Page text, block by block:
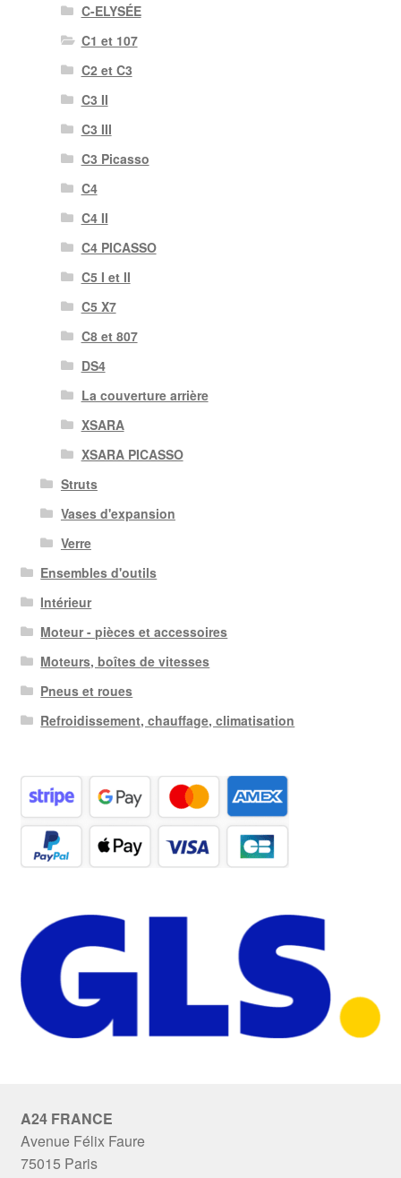
C-ELYSÉE
C1 et 107
C2 et C3
C3 II
C3 III
C3 Picasso
C4
C4 II
C4 PICASSO
C5 I et II
C5 X7
C8 et 807
DS4
La couverture arrière
XSARA
XSARA PICASSO
Struts
Vases d'expansion
Verre
Ensembles d'outils
Intérieur
Moteur - pièces et accessoires
Moteurs, boîtes de vitesses
Pneus et roues
Refroidissement, chauffage, climatisation
A24 FRANCE
Avenue Félix Faure
75015 Paris